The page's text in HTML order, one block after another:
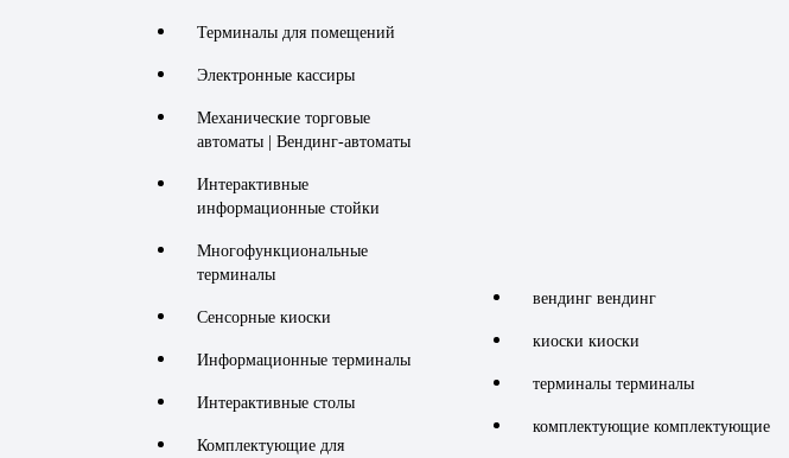
Терминалы для помещений
Электронные кассиры
Механические торговые
автоматы | Вендинг-автоматы
Интерактивные
информационные стойки
Многофункциональные
терминалы
Сенсорные киоски
Информационные терминалы
Интерактивные столы
Комплектующие для
вендинг вендинг
киоски киоски
терминалы терминалы
комплектующие комплектующие